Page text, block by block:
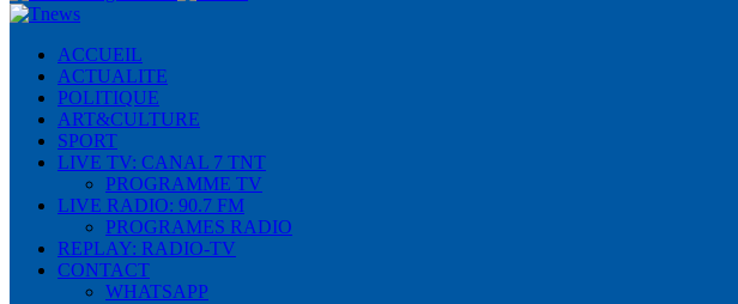
ACCUEIL
ACTUALITE
POLITIQUE
ART&CULTURE
SPORT
LIVE TV: CANAL 7 TNT
PROGRAMME TV
LIVE RADIO: 90.7 FM
PROGRAMES RADIO
REPLAY: RADIO-TV
CONTACT
WHATSAPP